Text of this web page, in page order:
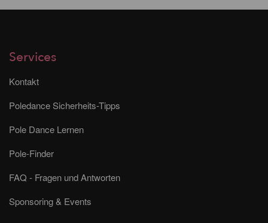
Services
Kontakt
Poledance Sicherheits-Tipps
Pole Dance Lernen
Pole-Finder
FAQ - Fragen und Antworten
Sponsoring & Events